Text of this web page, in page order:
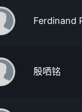
Ferdinand
殷哂铭